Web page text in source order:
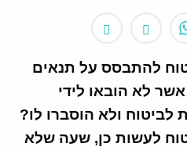
להתבסס על תנאים
אשר לא הובאו לידי
ולא הוסברו לו?
לעשות כן, שעה שלא